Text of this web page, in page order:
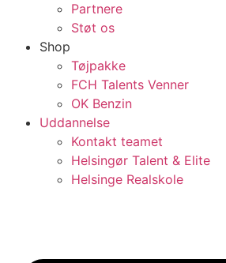
Partnere
Støt os
Shop
Tøjpakke
FCH Talents Venner
OK Benzin
Uddannelse
Kontakt teamet
Helsingør Talent & Elite
Helsinge Realskole